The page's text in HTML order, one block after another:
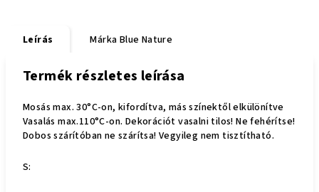
Leírás Márka Blue Nature
Termék részletes leírása
Mosás max. 30°C-on, kifordítva, más színektől elkülönítve
Vasalás max.110°C-on. Dekorációt vasalni tilos! Ne fehérítse!
Dobos szárítóban ne szárítsa! Vegyileg nem tisztítható.
S: